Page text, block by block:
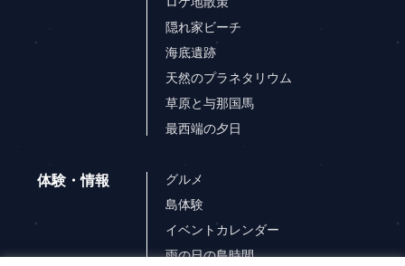
隠れ家ビーチ
海底遺跡
天然のプラネタリウム
草原と与那国馬
最西端の夕日
体験・情報
グルメ
島体験
イベントカレンダー
雨の日の島時間